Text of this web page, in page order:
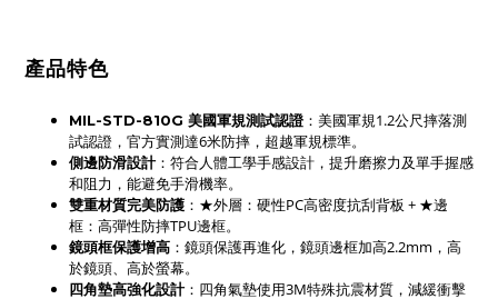
產品特色
MIL-STD-810G 美國軍規測試認證 ：美國軍規1.2公尺摔落測
試認證，官方實測達6米防摔，超越軍規標準。
側邊防滑設計：符合人體工學手感設計，提升磨擦力及單手握感
和阻力，能避免手滑機率。
雙重材質完美防護 ：★外層：硬性PC高密度抗刮背板 + ★邊
框：高彈性防摔TPU邊框。
鏡頭框保護增高 ：鏡頭保護再進化，鏡頭邊框加高2.2mm，高
於鏡頭、高於螢幕。
四角墊高強化設計：四角氣墊使用3M特殊抗震材質，減緩衝擊